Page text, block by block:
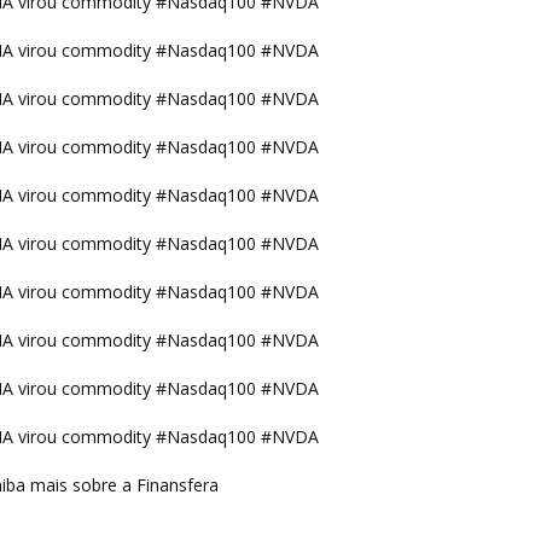
virou commodity #Nasdaq100 #NVDA
virou commodity #Nasdaq100 #NVDA
virou commodity #Nasdaq100 #NVDA
virou commodity #Nasdaq100 #NVDA
virou commodity #Nasdaq100 #NVDA
virou commodity #Nasdaq100 #NVDA
virou commodity #Nasdaq100 #NVDA
virou commodity #Nasdaq100 #NVDA
virou commodity #Nasdaq100 #NVDA
mais sobre a Finansfera